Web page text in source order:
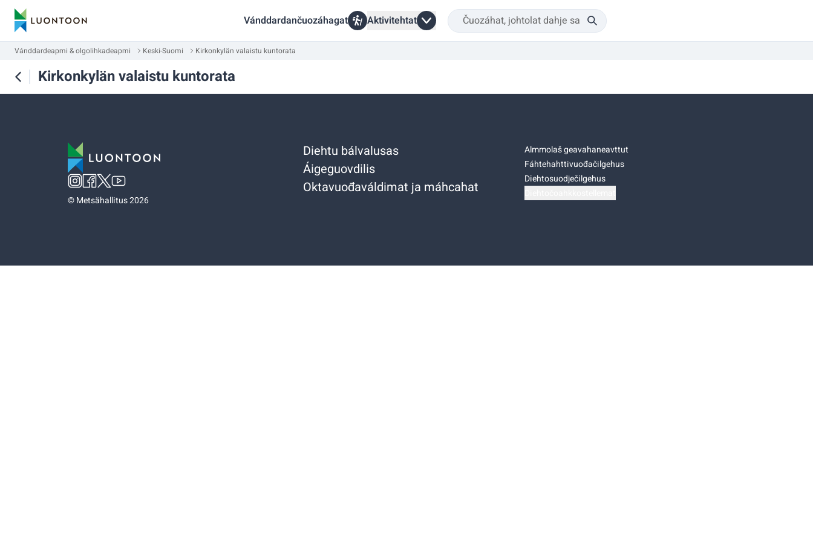
Vánddardančuozáhagat Aktivitehtat
Vánddardeapmi & olgolihkadeapmi Keski-Suomi Kirkonkylän valaistu kuntorata
Kirkonkylän valaistu kuntorata
©Metsähallitus 2026
Diehtu bálvalusas
Áigeguovdilis
Oktavuođaváldimat ja máhcahat
Almmolaš geavahaneavttut
Fáhtehahttivuođačilgehus
Diehtosuodječilgehus